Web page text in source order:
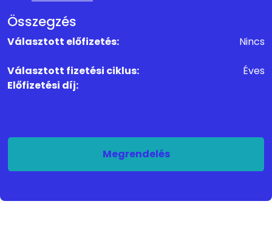
Összegzés
Választott előfizetés: Nincs
Választott fizetési ciklus:
Éves
Előfizetési díj:
Megrendelés